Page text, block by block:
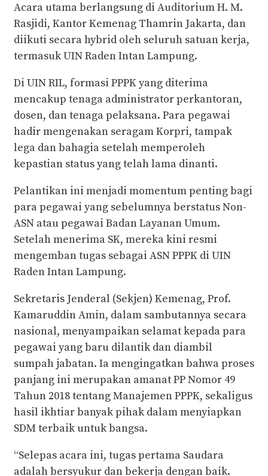
Acara utama berlangsung di Auditorium H. M.
Rasjidi, Kantor Kemenag Thamrin Jakarta, dan
diikuti secara hybrid oleh seluruh satuan kerja,
termasuk UIN Raden Intan Lampung.
Di UIN RIL, formasi PPPK yang diterima
mencakup tenaga administrator perkantoran,
dosen, dan tenaga pelaksana. Para pegawai
hadir mengenakan seragam Korpri, tampak
lega dan bahagia setelah memperoleh
kepastian status yang telah lama dinanti.
Pelantikan ini menjadi momentum penting bagi
para pegawai yang sebelumnya berstatus Non-
ASN atau pegawai Badan Layanan Umum.
Setelah menerima SK, mereka kini resmi
mengemban tugas sebagai ASN PPPK di UIN
Raden Intan Lampung.
Sekretaris Jenderal (Sekjen) Kemenag, Prof.
Kamaruddin Amin, dalam sambutannya secara
nasional, menyampaikan selamat kepada para
pegawai yang baru dilantik dan diambil
sumpah jabatan. Ia mengingatkan bahwa proses
panjang ini merupakan amanat PP Nomor 49
Tahun 2018 tentang Manajemen PPPK, sekaligus
hasil ikhtiar banyak pihak dalam menyiapkan
SDM terbaik untuk bangsa.
“Selepas acara ini, tugas pertama Saudara
adalah bersyukur dan bekerja dengan baik.